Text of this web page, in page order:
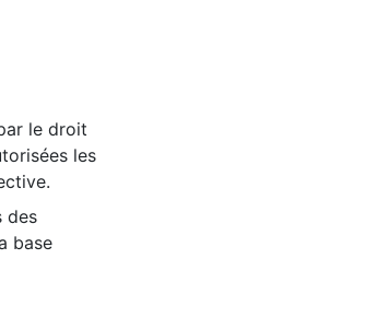
le droit
les
des
base